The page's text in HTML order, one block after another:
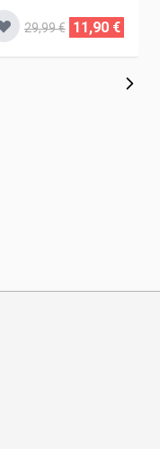
29,99 € 11,90 €